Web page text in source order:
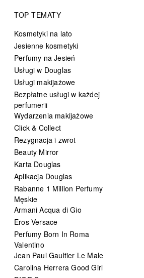
TOP TEMATY
Kosmetyki na lato
Jesienne kosmetyki
Perfumy na Jesień
Usługi w Douglas
Usługi makijażowe
Bezpłatne usługi w każdej
perfumerii
Wydarzenia makijażowe
Click & Collect
Rezygnacja i zwrot
Beauty Mirror
Karta Douglas
Aplikacja Douglas
Rabanne 1 Million Perfumy
Męskie
Armani Acqua di Gio
Eros Versace
Perfumy Born In Roma
Valentino
Jean Paul Gaultier Le Male
Carolina Herrera Good Girl